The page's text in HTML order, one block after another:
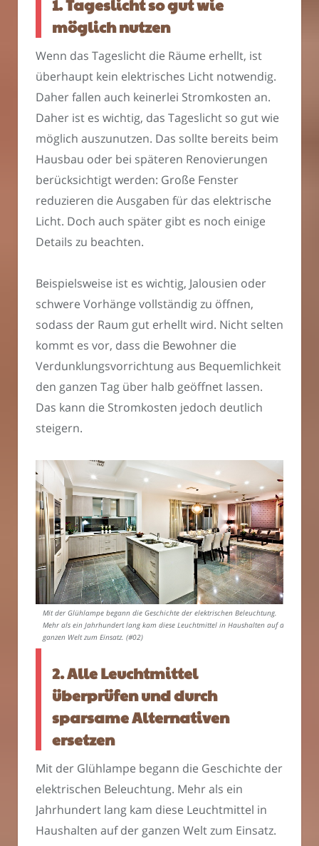
1. Tageslicht so gut wie
möglich nutzen
Wenn das Tageslicht die Räume erhellt, ist
überhaupt kein elektrisches Licht notwendig.
Daher fallen auch keinerlei Stromkosten an.
Daher ist es wichtig, das Tageslicht so gut wie
möglich auszunutzen. Das sollte bereits beim
Hausbau oder bei späteren Renovierungen
berücksichtigt werden: Große Fenster
reduzieren die Ausgaben für das elektrische
Licht. Doch auch später gibt es noch einige
Details zu beachten.
Beispielsweise ist es wichtig, Jalousien oder
schwere Vorhänge vollständig zu öffnen,
sodass der Raum gut erhellt wird. Nicht selten
kommt es vor, dass die Bewohner die
Verdunklungsvorrichtung aus Bequemlichkeit
den ganzen Tag über halb geöffnet lassen.
Das kann die Stromkosten jedoch deutlich
steigern.
Mit der Glühlampe begann die Geschichte der elektrischen Beleuchtung.
Mehr als ein Jahrhundert lang kam diese Leuchtmittel in Haushalten auf der
ganzen Welt zum Einsatz. (#02)
2. Alle Leuchtmittel
überprüfen und durch
sparsame Alternativen
ersetzen
Mit der Glühlampe begann die Geschichte der
elektrischen Beleuchtung. Mehr als ein
Jahrhundert lang kam diese Leuchtmittel in
Haushalten auf der ganzen Welt zum Einsatz.